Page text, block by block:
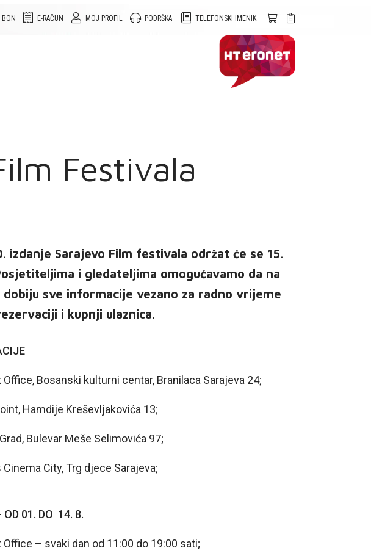
TELEFONSKI IMENIK
PODRŠKA
MOJ PROFIL
E-RAČUN
BON
Festivala
izdanje Sarajevo Film festivala održat će se 15.
i gledateljima omogućavamo da na
sve informacije vezano za radno vrijeme
i kupnji ulaznica.
Bosanski kulturni centar, Branilaca Sarajeva 24;
Hamdije Kreševljakovića 13;
Bulevar Meše Selimovića 97;
City, Trg djece Sarajeva;
OD 01. DO 14. 8.
– svaki dan od 11:00 do 19:00 sati;